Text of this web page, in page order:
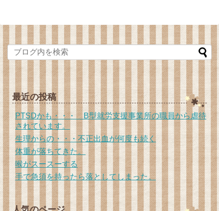
最近の投稿
PTSDかも・・・ B型就労支援事業所の職員から虐待
されています。
生理からの・・・不正出血が何度も続く
体重が落ちてきた。
喉がスースーする
手で急須を持ったら落としてしまった。